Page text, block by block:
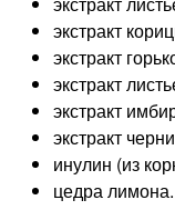
экстракт
экстракт
экстракт
экстракт
экстракт
инулин (из
цедра лимона.